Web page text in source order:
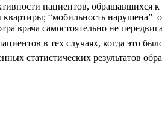
пациентов,
“мобильность нарушена”
врача самостоятельно не
в тех случаях, когда это
статистических результатов